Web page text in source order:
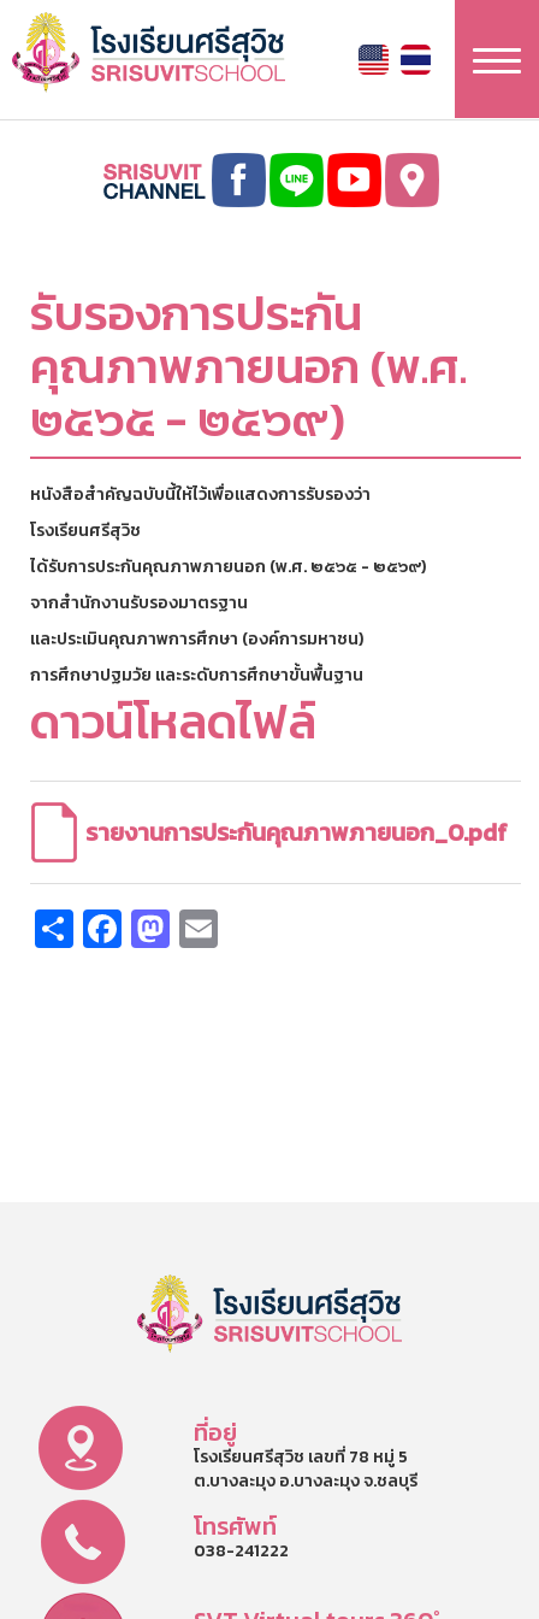
main
content
รับรองการประกัน
คุณภาพภายนอก (พ.ศ.
๒๕๖๕ - ๒๕๖๙)
หนังสือสำคัญฉบับนี้ให้ไว้เพื่อแสดงการรับรองว่า
โรงเรียนศรีสุวิช
ได้รับการประกันคุณภาพภายนอก (พ.ศ. ๒๕๖๕ - ๒๕๖๙)
จากสำนักงานรับรองมาตรฐาน
และประเมินคุณภาพการศึกษา (องค์การมหาชน)
การศึกษาปฐมวัย และระดับการศึกษาขั้นพื้นฐาน
ดาวน์โหลดไฟล์
รายงานการประกันคุณภาพภายนอก_0.pdf
ShareFacebook
Mastodon
ที่อยู่
โรงเรียนศรีสุวิช เลขที่ 78 หมู่ 5
ต.บางละมุง อ.บางละมุง จ.ชลบุรี
โทรศัพท์
038-241222